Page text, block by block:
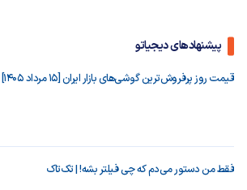
پیشنهادهای دیجیاتو
قیمت روز پرفروش‌ترین گوشی‌های بازار ایران [15 مرداد 1405]
فقط من دستور می‌دم که چی فیلتر بشه! | تک‌تاک